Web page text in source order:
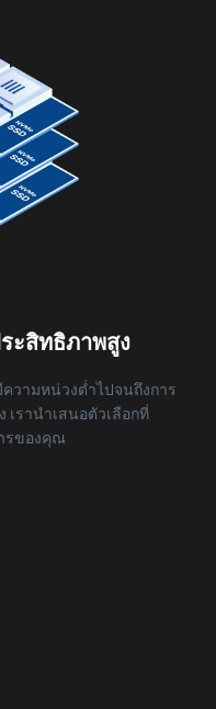
ะสิทธิภาพสูง
วามหน่วงต่ำไปจนถึงการ
เรานำเสนอตัวเลือกที่
รของคุณ